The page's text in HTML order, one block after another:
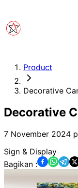
Product
Decorative
Decorative
7 November 2024
Sign & Display
Bagikan :